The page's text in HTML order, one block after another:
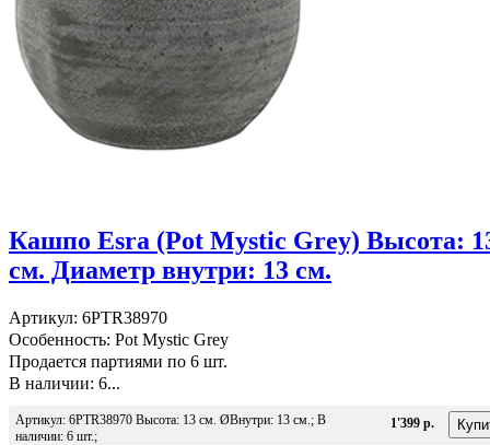
Кашпо Esra (Pot Mystic Grey) Высота:
см. Диаметр внутри: 13 см.
Артикул: 6PTR38970
Особенность: Pot Mystic Grey
Продается партиями по 6 шт.
В наличии: 6...
Артикул: 6PTR38970 Высота: 13 см. ØВнутри: 13 см.; В
наличии: 6 шт.;
1'399 р.